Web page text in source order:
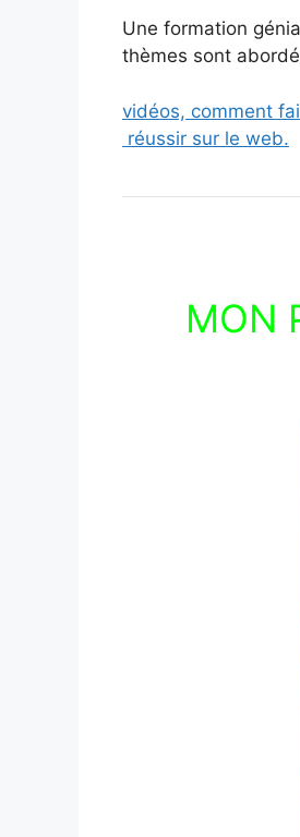
Une formation
thèmes sont
vidéos, comment
réussir sur le web.
MON